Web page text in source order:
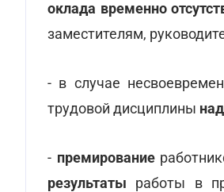
оклада временно
заместителям,
- в случае
трудовой дисциплины
- премирование
результаты работы в